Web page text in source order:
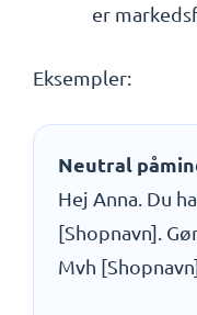
er
Eksempler:
Neutral
Hej Anna. Du
[Shopnavn].
Mvh